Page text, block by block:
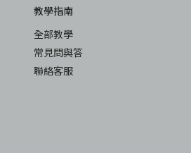
教學指南
全部教學
常見問與答
聯絡客服